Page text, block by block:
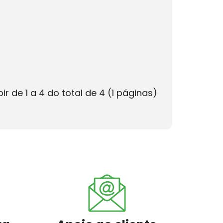
de 1 a 4 do total de 4 (1 páginas)